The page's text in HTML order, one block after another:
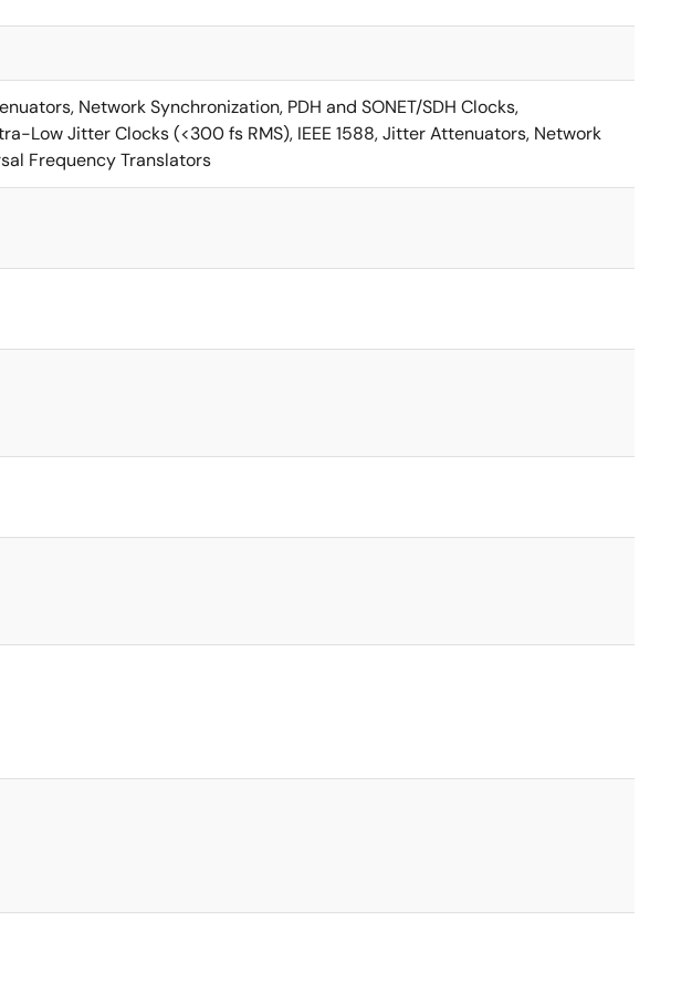
Network Synchronization, PDH and SONET/SDH Clocks,
Low Jitter Clocks (<300 fs RMS), IEEE 1588, Jitter Attenuators, Network
Frequency Translators